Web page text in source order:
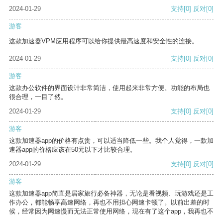
2024-01-29
支持[0] 反对[0]
游客
这款加速器VPM应用程序可以给你提供最高速度和安全性的连接。
2024-01-29 支持[0] 反对[0]
游客
这款办公软件的界面设计非常简洁，使用起来非常方便。功能的布局也
很合理，一目了然。
2024-01-29
支持[0] 反对[0]
游客
这款加速器app的价格有点贵，可以适当降低一些。我个人觉得，一款加
速器app的价格应该在50元以下才比较合理。
2024-01-29
支持[0] 反对[0]
游客
这款加速器app简直是居家旅行必备神器，无论是看视频、玩游戏还是工
作办公，都能畅享高速网络，再也不用担心网速卡顿了。以前出差的时
候，经常因为网速慢而无法正常使用网络，现在有了这个app，我再也不